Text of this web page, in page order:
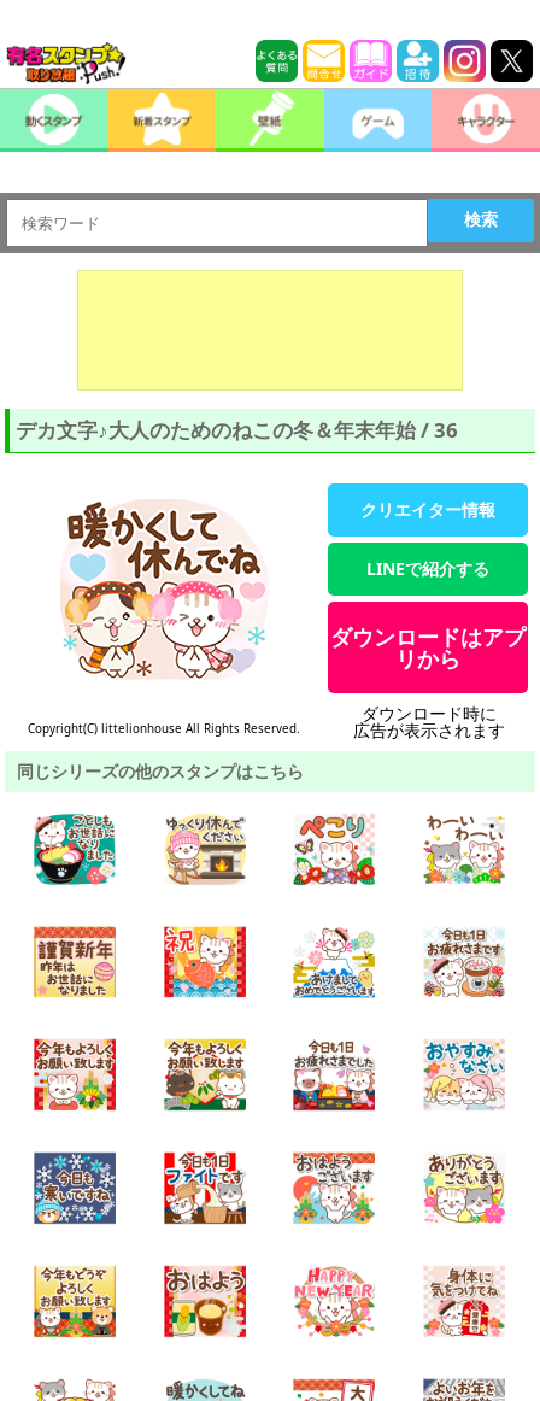
検索
デカ文字♪大人のためのねこの冬＆年末年始 / 36
Copyright(C) littelionhouse All Rights Reserved.
クリエイター情報
LINEで紹介する
ダウンロードはアプ
リから
ダウンロード時に
広告が表示されます
同じシリーズの他のスタンプはこちら